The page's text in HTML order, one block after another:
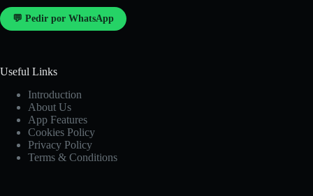
💬 Pedir por WhatsApp
Useful Links
Introduction
About Us
App Features
Cookies Policy
Privacy Policy
Terms & Conditions